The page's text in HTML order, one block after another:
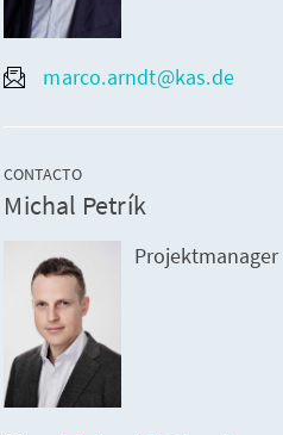
marco.arndt@kas.de
CONTACTO
Michal Petrík
Projektmanager